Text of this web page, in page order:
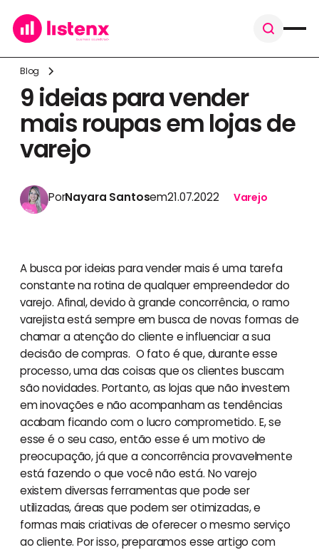
Blog
9 ideias para vender
mais roupas em lojas de
varejo
PorNayara Santosem21.07.2022 Varejo
A busca por ideias para vender mais é uma tarefa
constante na rotina de qualquer empreendedor do
varejo. Afinal, devido à grande concorrência, o ramo
varejista está sempre em busca de novas formas de
chamar a atenção do cliente e influenciar a sua
decisão de compras. O fato é que, durante esse
processo, uma das coisas que os clientes buscam
são novidades. Portanto, as lojas que não investem
em inovações e não acompanham as tendências
acabam ficando com o lucro comprometido. E, se
esse é o seu caso, então esse é um motivo de
preocupação, já que a concorrência provavelmente
está fazendo o que você não está. No varejo
existem diversas ferramentas que pode ser
utilizadas, áreas que podem ser otimizadas, e
formas mais criativas de oferecer o mesmo serviço
ao cliente. Por isso, preparamos esse artigo com